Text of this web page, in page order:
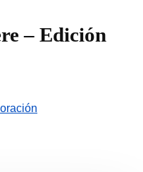
– Edición